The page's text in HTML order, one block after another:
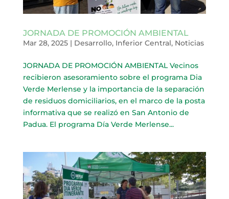
JORNADA DE PROMOCIÓN AMBIENTAL
Mar 28, 2025| Desarrollo, Inferior Central, Noticias
JORNADA DE PROMOCIÓN AMBIENTAL Vecinos
recibieron asesoramiento sobre el programa Dia
Verde Merlense y la importancia de la separación
de residuos domiciliarios, en el marco de la posta
informativa que se realizó en San Antonio de
Padua. El programa Día Verde Merlense...